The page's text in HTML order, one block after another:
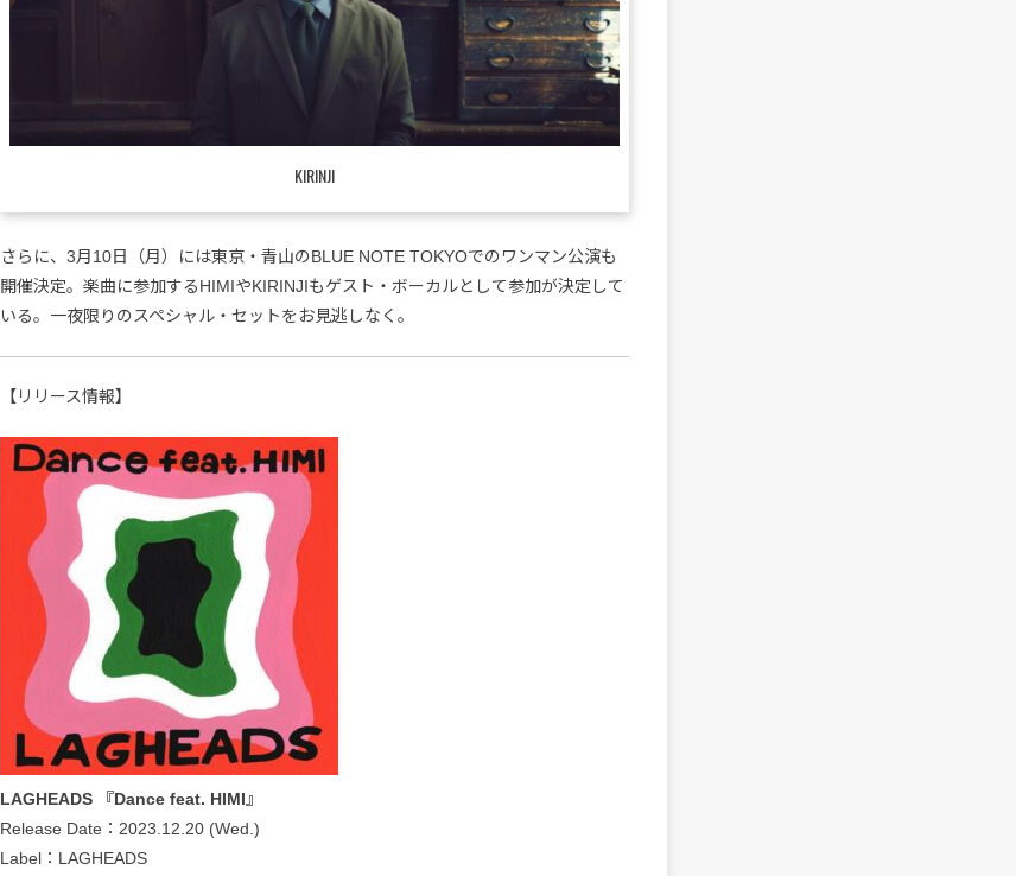
KIRINJI
さらに、3月10日（月）には東京・青山のBLUE NOTE TOKYOでのワンマン公演も
開催決定。楽曲に参加するHIMIやKIRINJIもゲスト・ボーカルとして参加が決定して
いる。一夜限りのスペシャル・セットをお見逃しなく。
【リリース情報】
LAGHEADS 『Dance feat. HIMI』
Release Date：2023.12.20 (Wed.)
Label：LAGHEADS